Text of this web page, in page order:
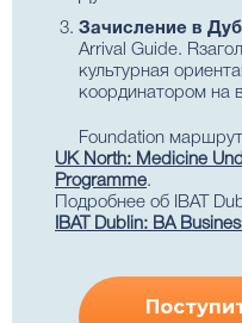
Зачисление в
Arrival Guide.
культурная
координатором на
Foundation
UK North: Medicine
Programme.
Подробнее об IBAT
IBAT Dublin: BA